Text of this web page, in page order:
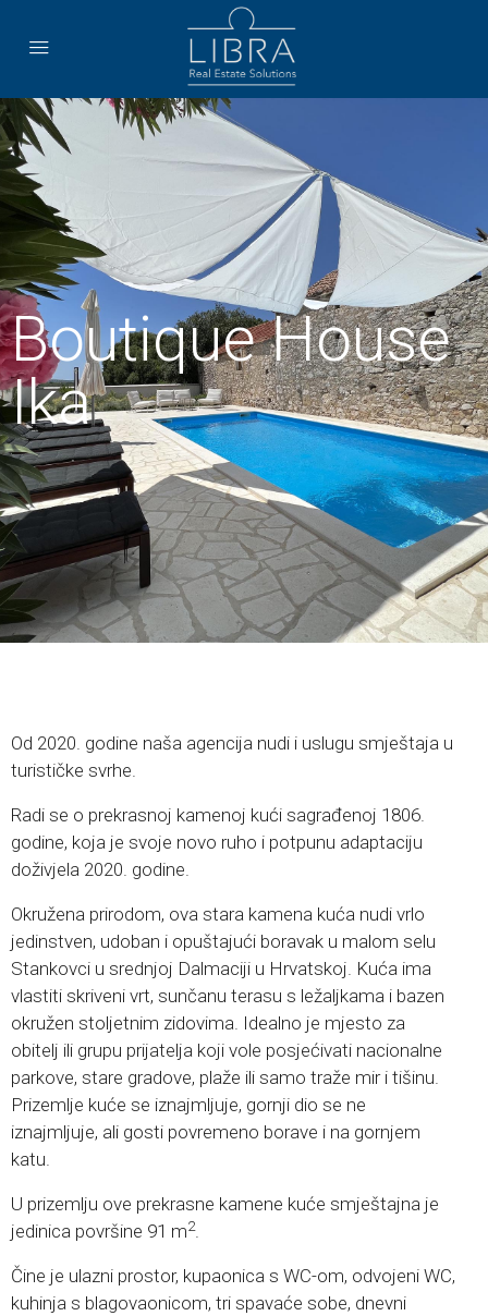
Boutique House
Ika
Od 2020. godine naša agencija nudi i uslugu smještaja u
turističke svrhe.
Radi se o prekrasnoj kamenoj kući sagrađenoj 1806.
godine, koja je svoje novo ruho i potpunu adaptaciju
doživjela 2020. godine.
Okružena prirodom, ova stara kamena kuća nudi vrlo
jedinstven, udoban i opuštajući boravak u malom selu
Stankovci u srednjoj Dalmaciji u Hrvatskoj. Kuća ima
vlastiti skriveni vrt, sunčanu terasu s ležaljkama i bazen
okružen stoljetnim zidovima. Idealno je mjesto za
obitelj ili grupu prijatelja koji vole posjećivati nacionalne
parkove, stare gradove, plaže ili samo traže mir i tišinu.
Prizemlje kuće se iznajmljuje, gornji dio se ne
iznajmljuje, ali gosti povremeno borave i na gornjem
katu.
U prizemlju ove prekrasne kamene kuće smještajna je
jedinica površine 91 m2.
Čine je ulazni prostor, kupaonica s WC-om, odvojeni WC,
kuhinja s blagovaonicom, tri spavaće sobe, dnevni